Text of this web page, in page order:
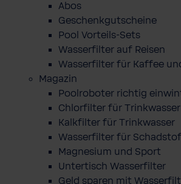
Abos
Geschenkgutscheine
Pool Vorteils-Sets
Wasserfilter auf Reisen
Wasserfilter für Kaffee
Magazin
Poolroboter richtig
Chlorfilter für Trinkwasser
Kalkfilter für Trinkwasser
Wasserfilter für
Magnesium und Sport
Untertisch Wasserfilter
Geld sparen mit